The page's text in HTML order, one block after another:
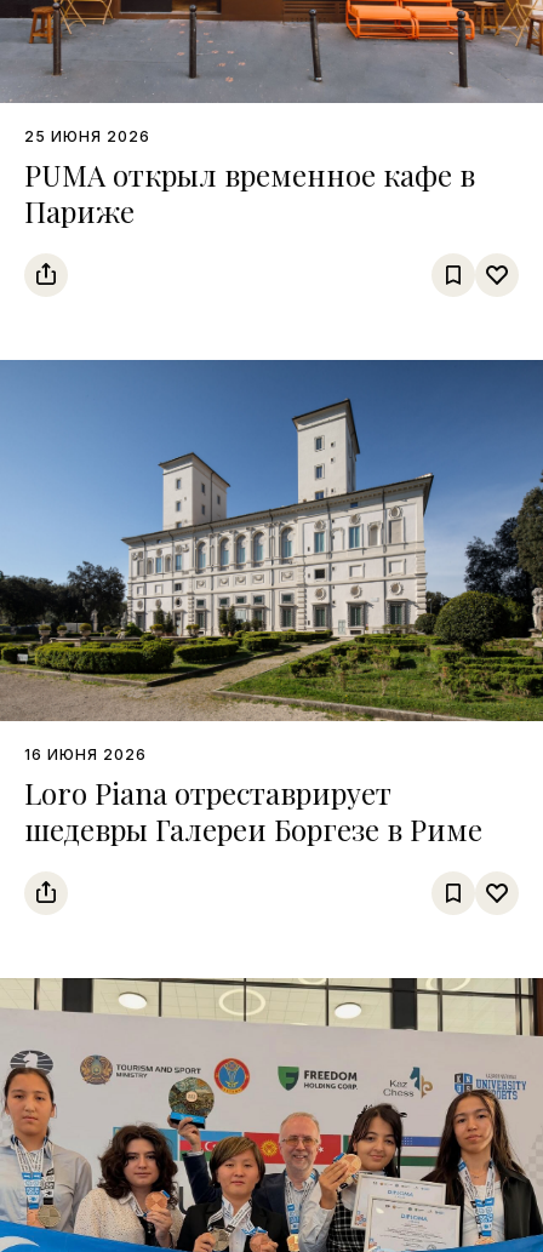
25 ИЮНЯ 2026
PUMA открыл временное кафе в
Париже
16 ИЮНЯ 2026
Loro Piana отреставрирует
шедевры Галереи Боргезе в Риме